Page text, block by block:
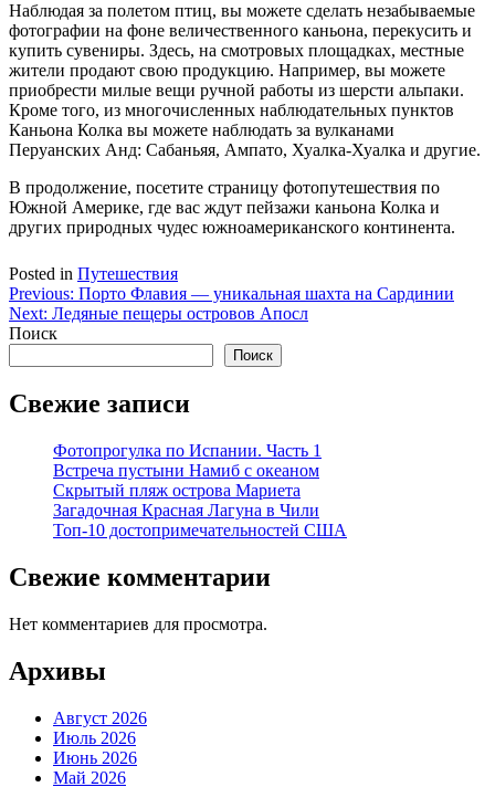
Наблюдая за полетом птиц, вы можете сделать незабываемые
фотографии на фоне величественного каньона, перекусить и
купить сувениры. Здесь, на смотровых площадках, местные
жители продают свою продукцию. Например, вы можете
приобрести милые вещи ручной работы из шерсти альпаки.
Кроме того, из многочисленных наблюдательных пунктов
Каньона Колка вы можете наблюдать за вулканами
Перуанских Анд: Сабаньяя, Ампато, Хуалка-Хуалка и другие.
В продолжение, посетите страницу фотопутешествия по
Южной Америке, где вас ждут пейзажи каньона Колка и
других природных чудес южноамериканского континента.
Posted in Путешествия
Навигация
по
Previous: Порто Флавия — уникальная шахта на Сардинии
Next: Ледяные пещеры островов Апосл
Поиск
Поиск
Свежие записи
Фотопрогулка по Испании. Часть 1
Встреча пустыни Намиб с океаном
Скрытый пляж острова Мариета
Загадочная Красная Лагуна в Чили
Топ-10 достопримечательностей США
Свежие комментарии
Нет комментариев для просмотра.
Архивы
Август 2026
Июль 2026
Июнь 2026
Май 2026